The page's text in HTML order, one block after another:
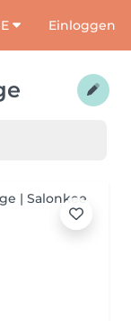
Einloggen